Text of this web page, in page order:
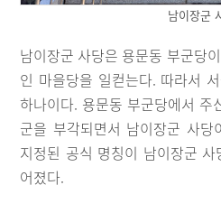
남이장군
남이장군 사당은 용문동 부군당
인 마을당을 일컫는다. 따라서
하나이다. 용문동 부군당에서
군을 부각되면서 남이장군 사
지정된 공식 명칭이 남이장군
어졌다.